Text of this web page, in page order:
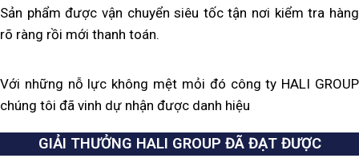
Sản phẩm được vận chuyển siêu tốc tận nơi kiểm tra hàng
rõ ràng rồi mới thanh toán.
Với những nỗ lực không mệt mỏi đó công ty HALI GROUP
chúng tôi đã vinh dự nhận được danh hiệu
GIẢI THƯỞNG HALI GROUP ĐÃ ĐẠT ĐƯỢC